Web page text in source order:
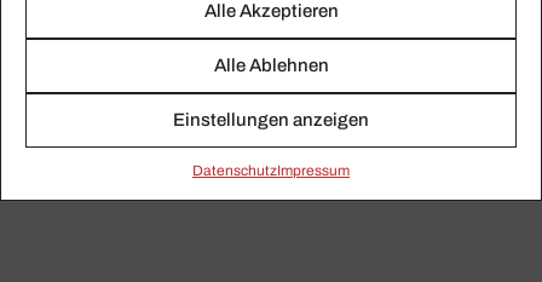
Alle Akzeptieren
Alle Ablehnen
Einstellungen anzeigen
Daten­schutzImpressum
Sinn­liche Expres­si­vität
Eine opulente Werkschau zeigt John Neumeiers Wirken als
Choreograf, Kostümbildner, Bühnenbildner und